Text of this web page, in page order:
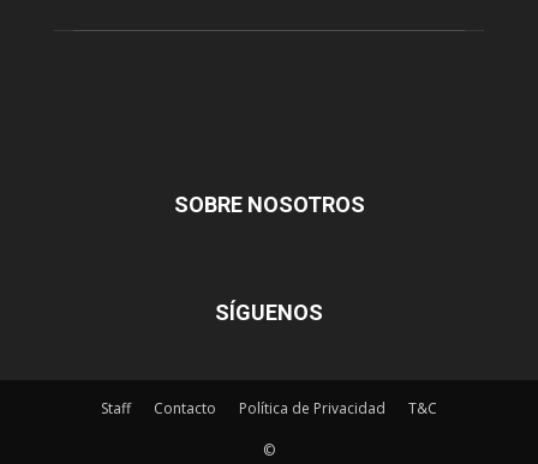
SOBRE NOSOTROS
SÍGUENOS
Staff Contacto Política de Privacidad T&C
©